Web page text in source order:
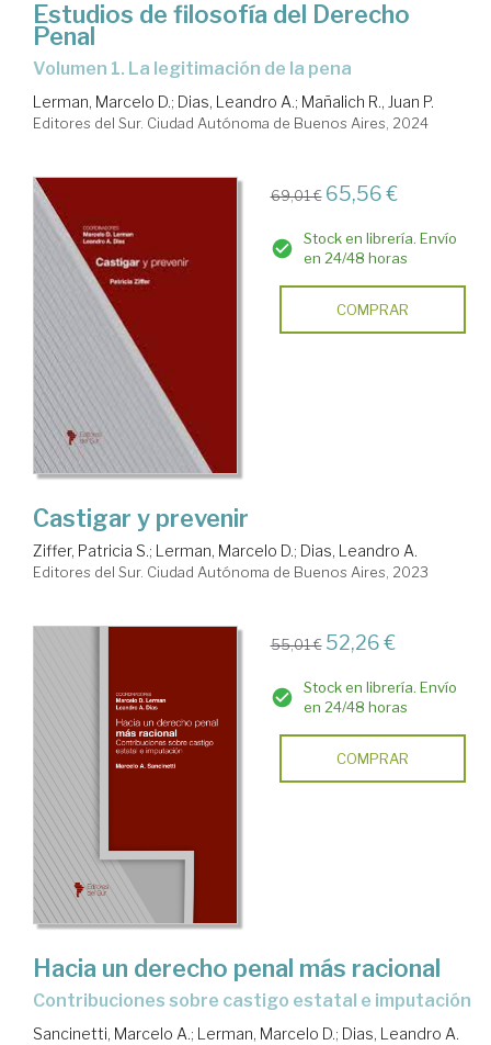
Estudios de filosofía del Derecho
Penal
Volumen 1. La legitimación de la pena
Lerman, Marcelo D.; Dias, Leandro A.; Mañalich R., Juan P.
Editores del Sur. Ciudad Autónoma de Buenos Aires, 2024
69,01 € 65,56 €
Stock en librería. Envío
en 24/48 horas
COMPRAR
Castigar y prevenir
Ziffer, Patricia S.; Lerman, Marcelo D.; Dias, Leandro A.
Editores del Sur. Ciudad Autónoma de Buenos Aires, 2023
55,01 € 52,26 €
Stock en librería. Envío
en 24/48 horas
COMPRAR
Hacia un derecho penal más racional
contribuciones sobre castigo estatal e imputación
Sancinetti, Marcelo A.; Lerman, Marcelo D.; Dias, Leandro A.